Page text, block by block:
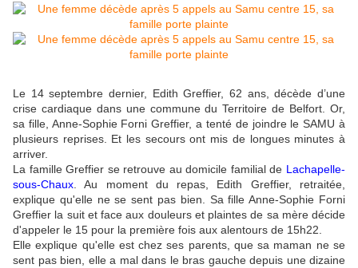
Le 14 septembre dernier, Edith Greffier, 62 ans, décède d’une
crise cardiaque dans une commune du Territoire de Belfort. Or,
sa fille, Anne-Sophie Forni Greffier, a tenté de joindre le SAMU à
plusieurs reprises. Et les secours ont mis de longues minutes à
arriver.
La famille Greffier se retrouve au domicile familial de Lachapelle-
sous-Chaux . Au moment du repas, Edith Greffier, retraitée,
explique qu'elle ne se sent pas bien. Sa fille Anne-Sophie Forni
Greffier la suit et face aux douleurs et plaintes de sa mère décide
d'appeler le 15 pour la première fois aux alentours de 15h22.
Elle explique qu'elle est chez ses parents, que sa maman ne se
sent pas bien, elle a mal dans le bras gauche depuis une dizaine